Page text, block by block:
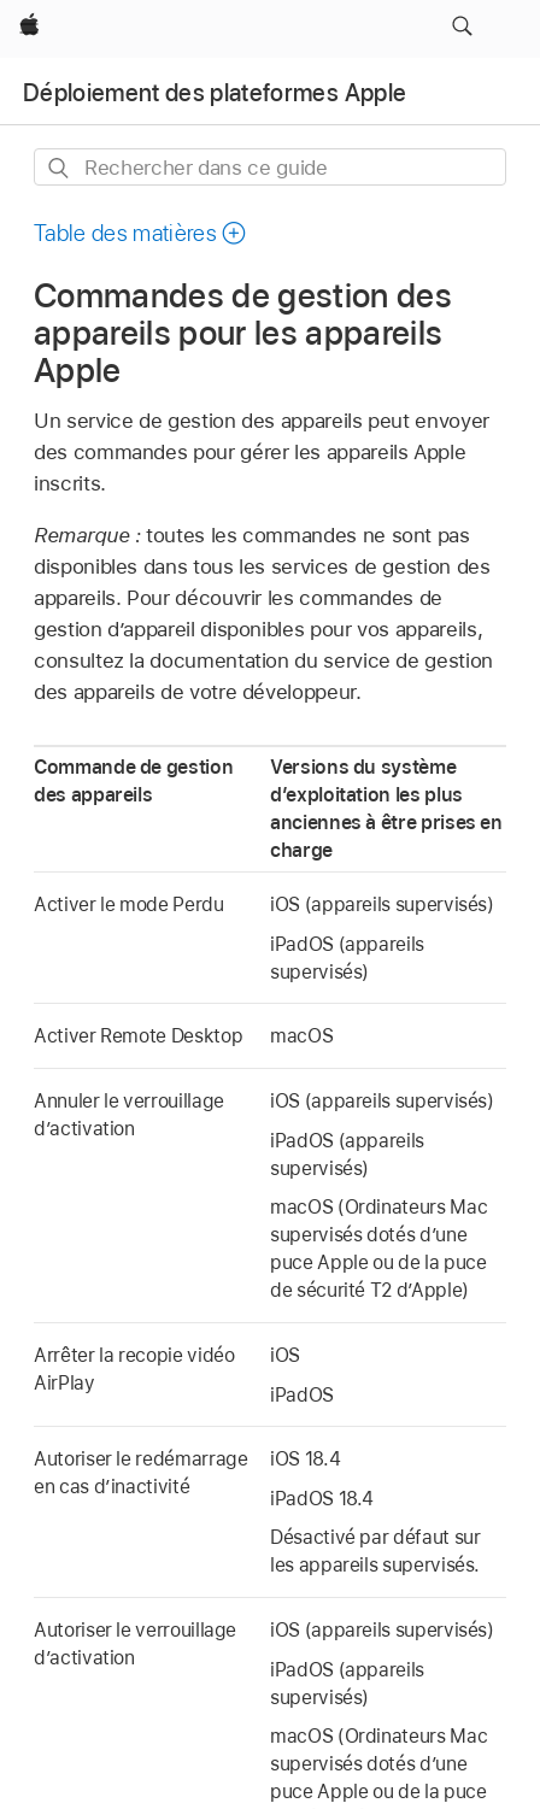
Apple
Déploiement des plateformes Apple
Rechercher
ce
Table des matières
Commandes de gestion des
appareils pour les appareils
Apple
Un service de gestion des appareils peut envoyer
des commandes pour gérer les appareils Apple
inscrits.
Remarque :toutes les commandes ne sont pas
disponibles dans tous les services de gestion des
appareils. Pour découvrir les commandes de
gestion d’appareil disponibles pour vos appareils,
consultez la documentation du service de gestion
des appareils de votre développeur.
Commande de gestion
des appareils
Versions du système
d’exploitation les plus
anciennes à être prises en
charge
Activer le mode Perdu
iOS (appareils supervisés)
iPadOS (appareils
supervisés)
Activer Remote Desktop macOS
Annuler le verrouillage
d’activation
iOS (appareils supervisés)
iPadOS (appareils
supervisés)
macOS (Ordinateurs Mac
supervisés dotés dʼune
puce Apple ou de la puce
de sécurité T2 dʼApple)
Arrêter la recopie vidéo
AirPlay
iOS
iPadOS
Autoriser le redémarrage
en cas d’inactivité
iOS 18.4
iPadOS 18.4
Désactivé par défaut sur
les appareils supervisés.
Autoriser le verrouillage
d’activation
iOS (appareils supervisés)
iPadOS (appareils
supervisés)
macOS (Ordinateurs Mac
supervisés dotés dʼune
puce Apple ou de la puce